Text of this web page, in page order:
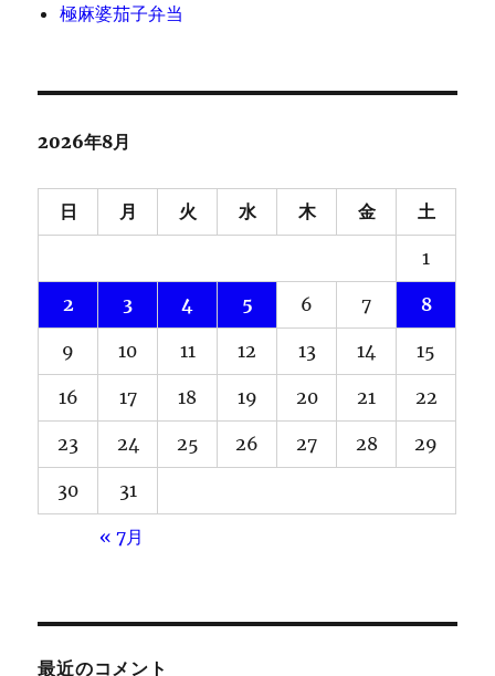
極麻婆茄子弁当
2026年8月
日 月 火 水 木 金 土
1
2 3 4 5 6 7 8
9 10 11 12 13 14 15
16 17 18 19 20 21 22
23 24 25 26 27 28 29
30 31
« 7月
最近のコメント